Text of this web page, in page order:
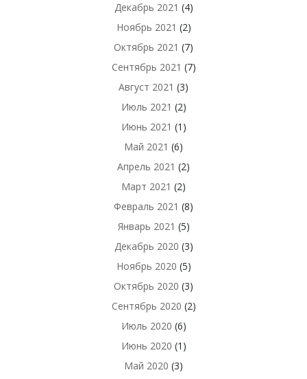
Декабрь 2021 (4)
Ноябрь 2021 (2)
Октябрь 2021 (7)
Сентябрь 2021 (7)
Август 2021 (3)
Июль 2021 (2)
Июнь 2021 (1)
Май 2021 (6)
Апрель 2021 (2)
Март 2021 (2)
Февраль 2021 (8)
Январь 2021 (5)
Декабрь 2020 (3)
Ноябрь 2020 (5)
Октябрь 2020 (3)
Сентябрь 2020 (2)
Июль 2020 (6)
Июнь 2020 (1)
Май 2020 (3)